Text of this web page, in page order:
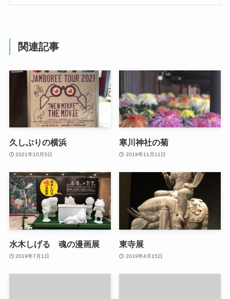
関連記事
久しぶりの横浜
2021年10月5日
寒川神社の菊
2019年11月11日
水木しげる 魂の漫画展
2019年7月1日
東寺展
2019年4月15日